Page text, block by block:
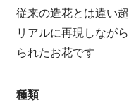
従来の造花とは違い
リアルに再現しなが
られたお花です
種類